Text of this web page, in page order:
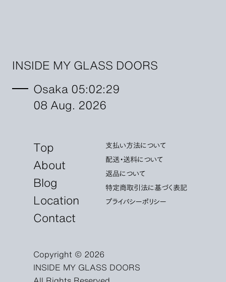
INSIDE MY GLASS DOORS
Osaka 05:02:30
08 Aug. 2026
Top
About
Blog
Location
Contact
支払い方法について
配送・送料について
返品について
特定商取引法に基づく表記
プライバシーポリシー
Copyright © 2026
INSIDE MY GLASS DOORS